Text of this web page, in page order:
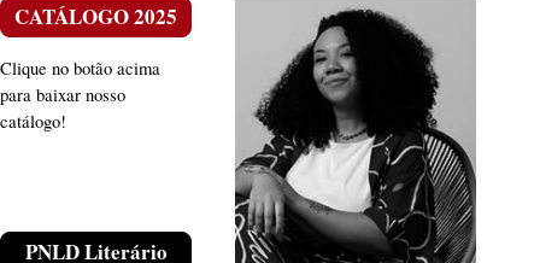
CATÁLOGO 2025
Clique no botão acima
para baixar nosso
catálogo!
PNLD Literário